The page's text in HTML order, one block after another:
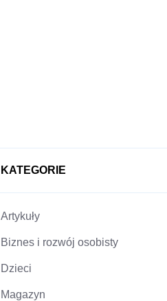
KATEGORIE
Artykuły
Biznes i rozwój osobisty
Dzieci
Magazyn